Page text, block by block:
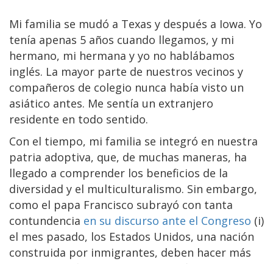
Mi familia se mudó a Texas y después a Iowa. Yo
tenía apenas 5 años cuando llegamos, y mi
hermano, mi hermana y yo no hablábamos
inglés. La mayor parte de nuestros vecinos y
compañeros de colegio nunca había visto un
asiático antes. Me sentía un extranjero
residente en todo sentido.
Con el tiempo, mi familia se integró en nuestra
patria adoptiva, que, de muchas maneras, ha
llegado a comprender los beneficios de la
diversidad y el multiculturalismo. Sin embargo,
como el papa Francisco subrayó con tanta
contundencia en su discurso ante el Congreso (i)
el mes pasado, los Estados Unidos, una nación
construida por inmigrantes, deben hacer más